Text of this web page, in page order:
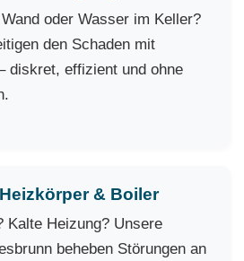
oder Wasser im Keller?
den Schaden mit
diskret, effizient und ohne
& Boiler
Kalte Heizung? Unsere
beheben Störungen an